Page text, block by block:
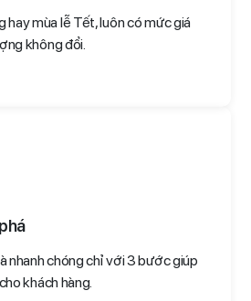
mùa lễ Tết, luôn có mức giá
không đổi.
nhanh chóng chỉ với 3 bước giúp
khách hàng.